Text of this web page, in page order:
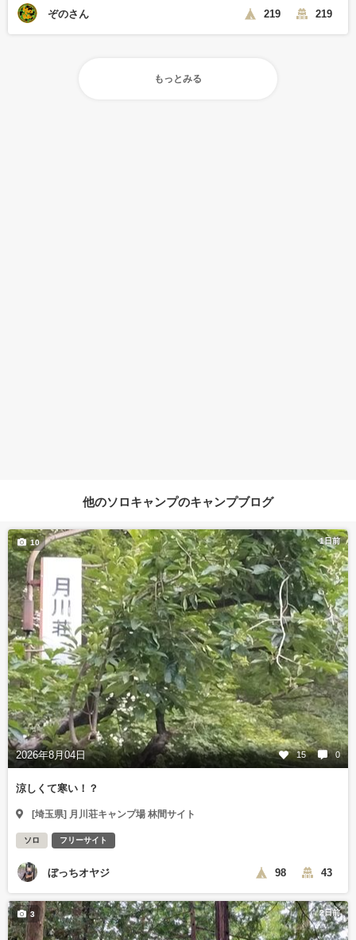
ぞのさん 219 219
もっとみる
他のソロキャンプのキャンプブログ
1日前
2026年8月04日 15 0
10
涼しくて寒い！？
[埼玉県] 月川荘キャンプ場 林間サイト
ソロ フリーサイト
ぼっちオヤジ 98 43
2日前
3